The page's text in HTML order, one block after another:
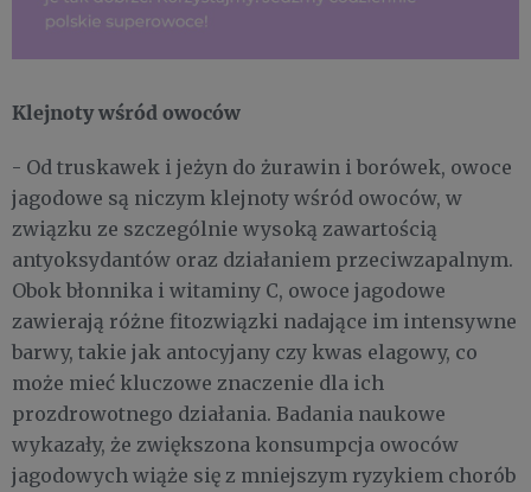
Klejnoty wśród owoców
- Od truskawek i jeżyn do żurawin i borówek, owoce
jagodowe są niczym klejnoty wśród owoców, w
związku ze szczególnie wysoką zawartością
antyoksydantów oraz działaniem przeciwzapalnym.
Obok błonnika i witaminy C, owoce jagodowe
zawierają różne fitozwiązki nadające im intensywne
barwy, takie jak antocyjany czy kwas elagowy, co
może mieć kluczowe znaczenie dla ich
prozdrowotnego działania. Badania naukowe
wykazały, że zwiększona konsumpcja owoców
jagodowych wiąże się z mniejszym ryzykiem chorób